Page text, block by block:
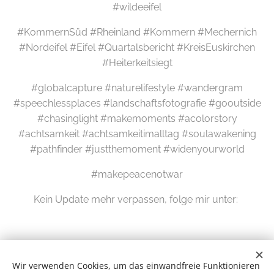
#wildeeifel
#KommernSüd #Rheinland #Kommern #Mechernich
#Nordeifel #Eifel #Quartalsbericht #KreisEuskirchen
#Heiterkeitsiegt
#globalcapture #naturelifestyle #wandergram
#speechlessplaces #landschaftsfotografie #gooutside
#chasinglight #makemoments #acolorstory
#achtsamkeit #achtsamkeitimalltag #soulawakening
#pathfinder #justthemoment #widenyourworld
#makepeacenotwar
Kein Update mehr verpassen, folge mir unter:
Wir verwenden Cookies, um das einwandfreie Funktionieren